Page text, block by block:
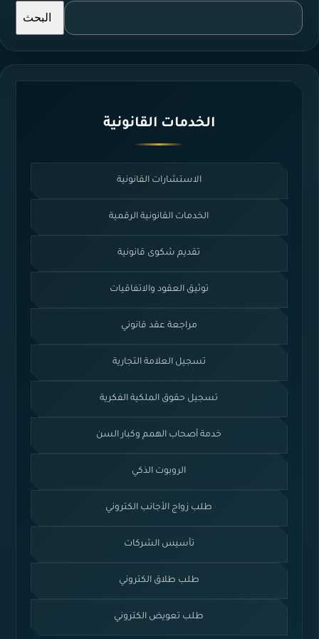
البحث
الخدمات القانونية
الاستشارات القانونية
الخدمات القانونية الرقمية
تقديم شكوى قانونية
توثيق العقود والاتفاقيات
مراجعة عقد قانوني
تسجيل العلامة التجارية
تسجيل حقوق الملكية الفكرية
خدمة أصحاب الهمم وكبار السن
الروبوت الذكي
طلب زواج الأجانب الكتروني
تأسيس الشركات
طلب طلاق الكتروني
طلب تعويض الكتروني